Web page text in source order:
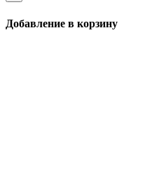
Добавление в корзину